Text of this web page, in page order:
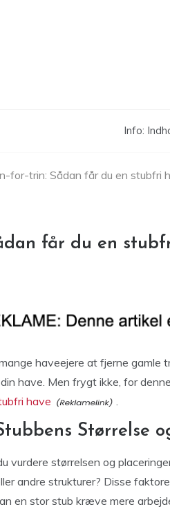
Info:
for-trin: Sådan får du en stubfri
får du en
haveejere at fjerne
have. Men frygt ikke, for
have .
Størrelse
vurdere størrelsen og
andre strukturer? Disse
en stor stub kræve mere